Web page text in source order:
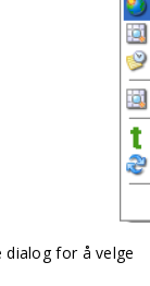
dialog for å velge